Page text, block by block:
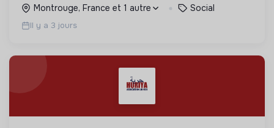
Montrouge, France et 1 autre
Social
Il y a 3 jours